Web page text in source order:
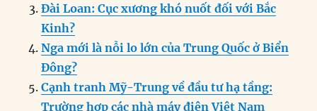
Đài Loan: Cục xương khó nuốt đối với Bắc
Kinh?
Nga mới là nỗi lo lớn của Trung Quốc ở Biển
Đông?
Cạnh tranh Mỹ-Trung về đầu tư hạ tầng:
Trường hợp các nhà máy điện Việt Nam